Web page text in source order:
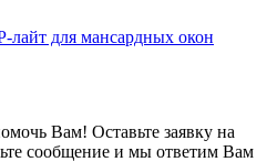
для мансардных окон
Вам! Оставьте заявку на
сообщение и мы ответим Вам